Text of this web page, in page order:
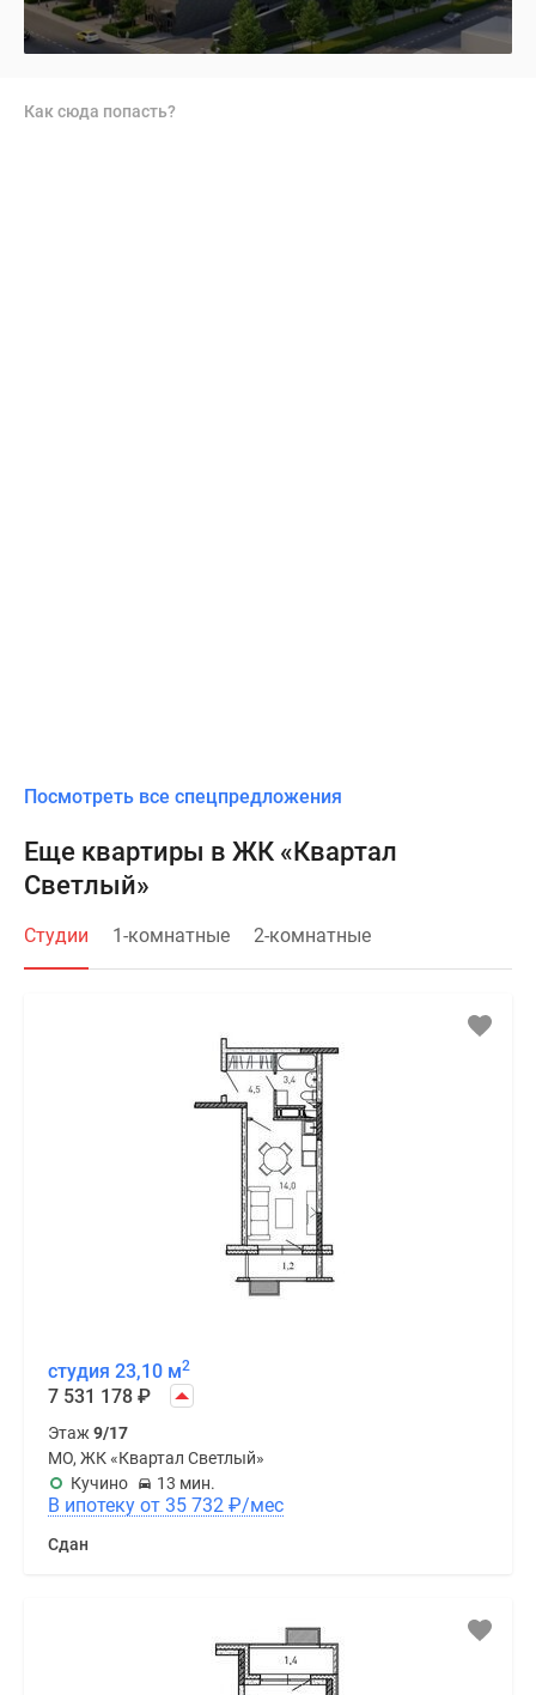
Как сюда попасть?
Посмотреть все спецпредложения
Еще квартиры в ЖК «Квартал
Светлый»
Студии 1-комнатные 2-комнатные
студия 23,10 м2
7 531 178 ₽
Этаж9/17
МО, ЖК «Квартал Светлый»
Кучино
13 мин.
В ипотеку от 35 732 ₽/мес
Сдан